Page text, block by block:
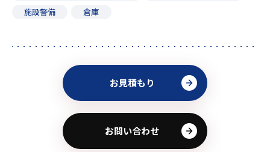
施設警備
倉庫
お見積もり
お問い合わせ